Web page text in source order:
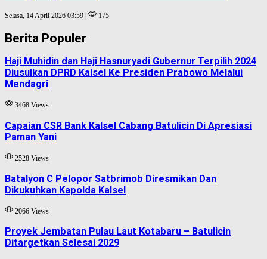
Selasa, 14 April 2026 03:59 | 175
Berita Populer
Haji Muhidin dan Haji Hasnuryadi Gubernur Terpilih 2024
Diusulkan DPRD Kalsel Ke Presiden Prabowo Melalui
Mendagri
3468 Views
Capaian CSR Bank Kalsel Cabang Batulicin Di Apresiasi
Paman Yani
2528 Views
Batalyon C Pelopor Satbrimob Diresmikan Dan
Dikukuhkan Kapolda Kalsel
2066 Views
Proyek Jembatan Pulau Laut Kotabaru – Batulicin
Ditargetkan Selesai 2029